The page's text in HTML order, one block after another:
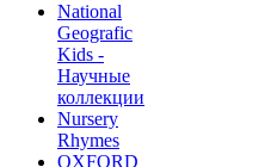
National
Geografic
Kids -
Научные
коллекции
Nursery
Rhymes
OXFORD